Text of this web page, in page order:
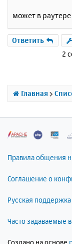
может в
Ответить
2
Главная
Правила общения
Соглашение о
Русская
Часто задаваемые